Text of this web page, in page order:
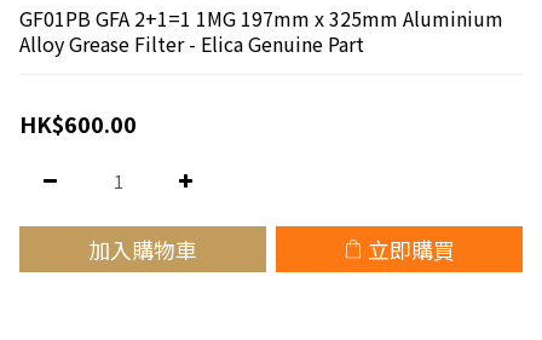
GF01PB GFA 2+1=1 1MG 197mm x 325mm Aluminium
Alloy Grease Filter - Elica Genuine Part
HK$600.00
加入購物車 立即購買